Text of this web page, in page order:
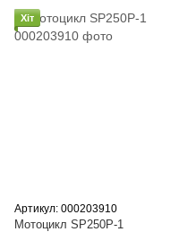
Хіт
Артикул: 000203910
Мотоцикл SP250P-1